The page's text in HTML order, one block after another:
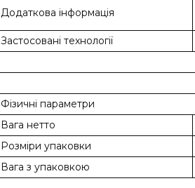
Додаткова інформація
Застосовані технології
Фізичні параметри
Вага нетто
Розміри упаковки
Вага з упаковкою